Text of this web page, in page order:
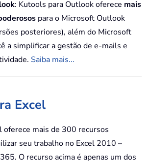
: Kutools para Outlook oferece mais
para o Microsoft Outlook
posteriores), além do Microsoft
a simplificar a gestão de e-mails e
Saiba mais...
Excel
oferece mais de 300 recursos
seu trabalho no Excel 2010 –
O recurso acima é apenas um dos